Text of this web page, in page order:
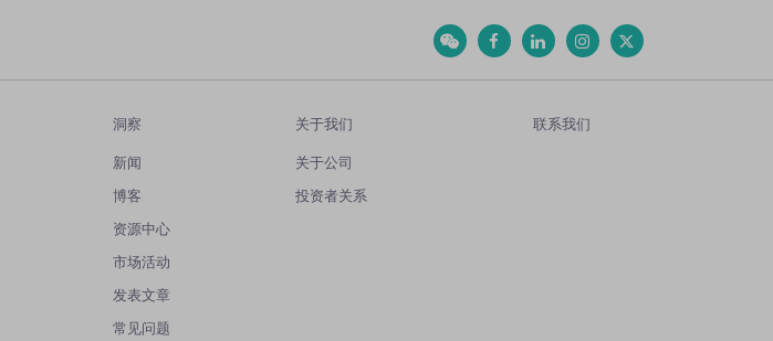
洞察
新闻
博客
资源中心
市场活动
发表文章
常见问题
关于我们
关于公司
投资者关系
联系我们